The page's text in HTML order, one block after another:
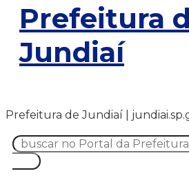
Prefeitura
Jundiaí
Prefeitura de Jundiaí |